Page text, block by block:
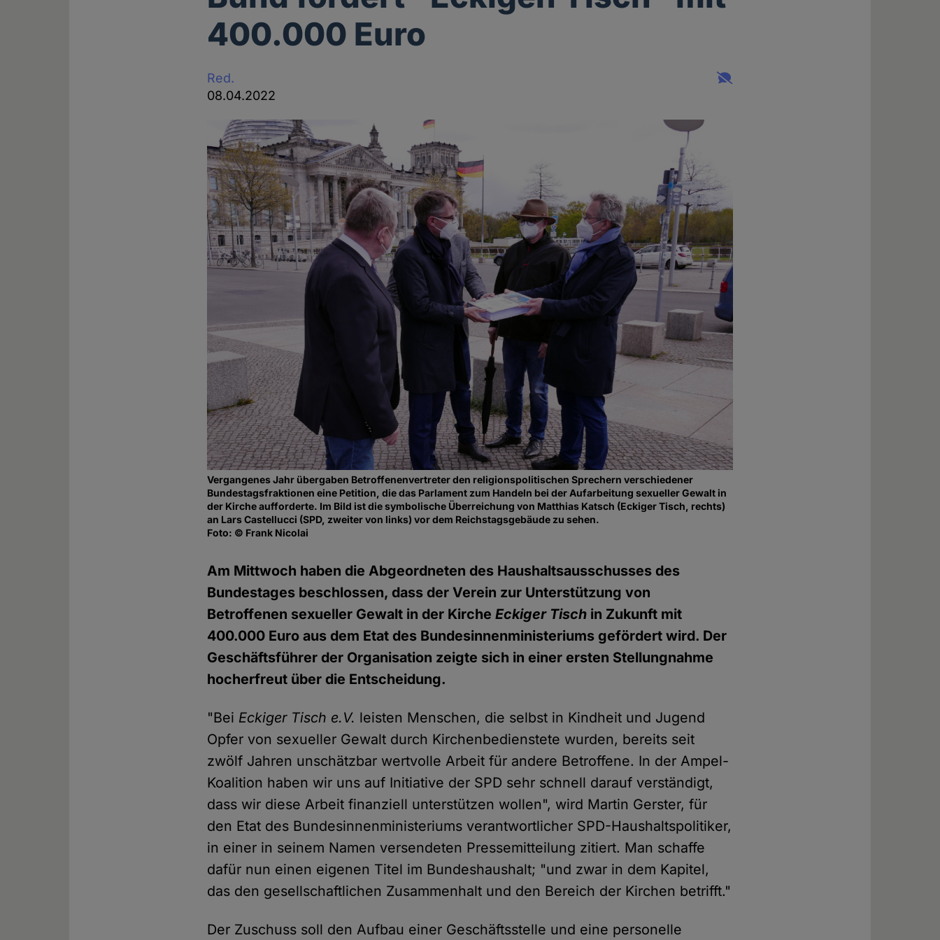
400.000 Euro
Red.
08.04.2022
Vergangenes Jahr übergaben Betroffenenvertreter den religionspolitischen Sprechern verschiedener
Bundestagsfraktionen eine Petition, die das Parlament zum Handeln bei der Aufarbeitung sexueller Gewalt in
der Kirche aufforderte. Im Bild ist die symbolische Überreichung von Matthias Katsch (Eckiger Tisch, rechts)
an Lars Castellucci (SPD, zweiter von links) vor dem Reichstagsgebäude zu sehen.
Foto: © Frank Nicolai
Am Mittwoch haben die Abgeordneten des Haushaltsausschusses des
Bundestages beschlossen, dass der Verein zur Unterstützung von
Betroffenen sexueller Gewalt in der KircheEckiger Tisch in Zukunft mit
400.000 Euro aus dem Etat des Bundesinnenministeriums gefördert wird. Der
Geschäftsführer der Organisation zeigte sich in einer ersten Stellungnahme
hocherfreut über die Entscheidung.
"Bei Eckiger Tisch e.V. leisten Menschen, die selbst in Kindheit und Jugend
Opfer von sexueller Gewalt durch Kirchenbedienstete wurden, bereits seit
zwölf Jahren unschätzbar wertvolle Arbeit für andere Betroffene. In der Ampel-
Koalition haben wir uns auf Initiative der SPD sehr schnell darauf verständigt,
dass wir diese Arbeit finanziell unterstützen wollen", wird Martin Gerster, für
den Etat des Bundesinnenministeriums verantwortlicher SPD-Haushaltspolitiker,
in einer in seinem Namen versendeten Pressemitteilung zitiert. Man schaffe
dafür nun einen eigenen Titel im Bundeshaushalt; "und zwar in dem Kapitel,
das den gesellschaftlichen Zusammenhalt und den Bereich der Kirchen betrifft."
Der Zuschuss soll den Aufbau einer Geschäftsstelle und eine personelle